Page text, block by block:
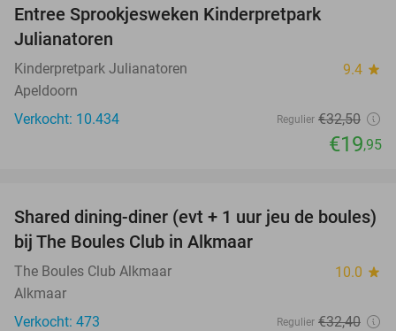
Entree Sprookjesweken Kinderpretpark
Julianatoren
Kinderpretpark Julianatoren 9.4 star
Apeldoorn
Verkocht: 10.434
Regulier €32,50
€19,95
29%
Shared dining-diner (evt + 1 uur jeu de boules)
bij The Boules Club in Alkmaar
The Boules Club Alkmaar 10.0 star
Alkmaar
Verkocht: 473
Regulier €32,40